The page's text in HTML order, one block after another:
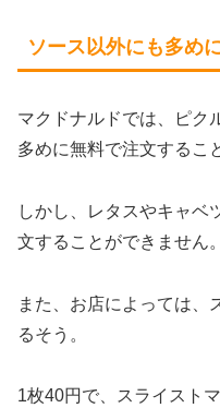
ソース以外にも多め
マクドナルドでは、ピク
多めに無料で注文するこ
しかし、レタスやキャベ
文することができません。
また、お店によっては、
るそう。
1枚40円で、スライスト